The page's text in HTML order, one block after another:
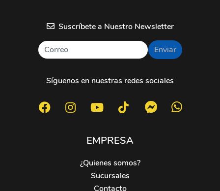
Suscríbete a Nuestro Newsletter
Enviar
Síguenos en nuestras redes sociales
EMPRESA
¿Quienes somos?
Sucursales
Contacto